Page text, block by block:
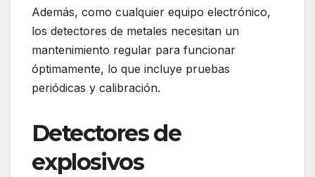
Además, como cualquier equipo electrónico,
los detectores de metales necesitan un
mantenimiento regular para funcionar
óptimamente, lo que incluye pruebas
periódicas y calibración.
Detectores de
explosivos